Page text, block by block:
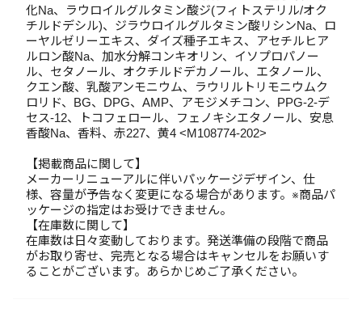
化Na、ラウロイルグルタミン酸ジ(フィトステリル/オク
チルドデシル)、ジラウロイルグルタミン酸リシンNa、ロ
ーヤルゼリーエキス、ダイズ種子エキス、アセチルヒア
ルロン酸Na、加水分解コンキオリン、イソプロパノー
ル、セタノール、オクチルドデカノール、エタノール、
クエン酸、乳酸アンモニウム、ラウリルトリモニウムク
ロリド、BG、DPG、AMP、アモジメチコン、PPG-2-デ
セス-12、トコフェロール、フェノキシエタノール、安息
香酸Na、香料、赤227、黄4 <M108774-202>
【掲載商品に関して】
メーカーリニューアルに伴いパッケージデザイン、仕
様、容量が予告なく変更になる場合があります。※商品パ
ッケージの指定はお受けできません。
【在庫数に関して】
在庫数は日々変動しております。発送準備の段階で商品
がお取り寄せ、完売となる場合はキャンセルをお願いす
ることがございます。あらかじめご了承ください。